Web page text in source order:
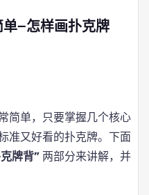
—怎样画扑克牌
简单，只要掌握几个核心
准又好看的扑克牌。下面
牌背” 两部分来讲解，并